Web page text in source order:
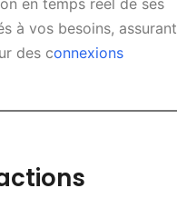
à vos besoins, assurant
des connexions